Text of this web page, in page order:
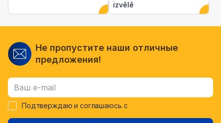
izvēlē
Не пропустите наши отличные
предложения!
Подтверждаю и соглашаюсь с